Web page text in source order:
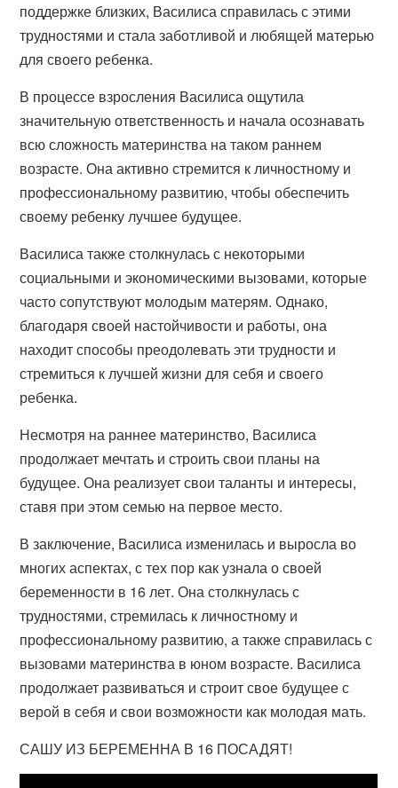
поддержке близких, Василиса справилась с этими
трудностями и стала заботливой и любящей матерью
для своего ребенка.
В процессе взросления Василиса ощутила
значительную ответственность и начала осознавать
всю сложность материнства на таком раннем
возрасте. Она активно стремится к личностному и
профессиональному развитию, чтобы обеспечить
своему ребенку лучшее будущее.
Василиса также столкнулась с некоторыми
социальными и экономическими вызовами, которые
часто сопутствуют молодым матерям. Однако,
благодаря своей настойчивости и работы, она
находит способы преодолевать эти трудности и
стремиться к лучшей жизни для себя и своего
ребенка.
Несмотря на раннее материнство, Василиса
продолжает мечтать и строить свои планы на
будущее. Она реализует свои таланты и интересы,
ставя при этом семью на первое место.
В заключение, Василиса изменилась и выросла во
многих аспектах, с тех пор как узнала о своей
беременности в 16 лет. Она столкнулась с
трудностями, стремилась к личностному и
профессиональному развитию, а также справилась с
вызовами материнства в юном возрасте. Василиса
продолжает развиваться и строит свое будущее с
верой в себя и свои возможности как молодая мать.
САШУ ИЗ БЕРЕМЕННА В 16 ПОСАДЯТ!